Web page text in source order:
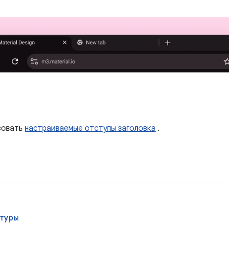
настраиваемые отступы заголовка .